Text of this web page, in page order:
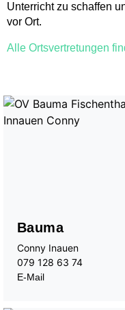
Unterricht zu schaffen
vor Ort.
Alle Ortsvertretungen
Bauma
Conny Inauen
079 128 63 74
E-Mail